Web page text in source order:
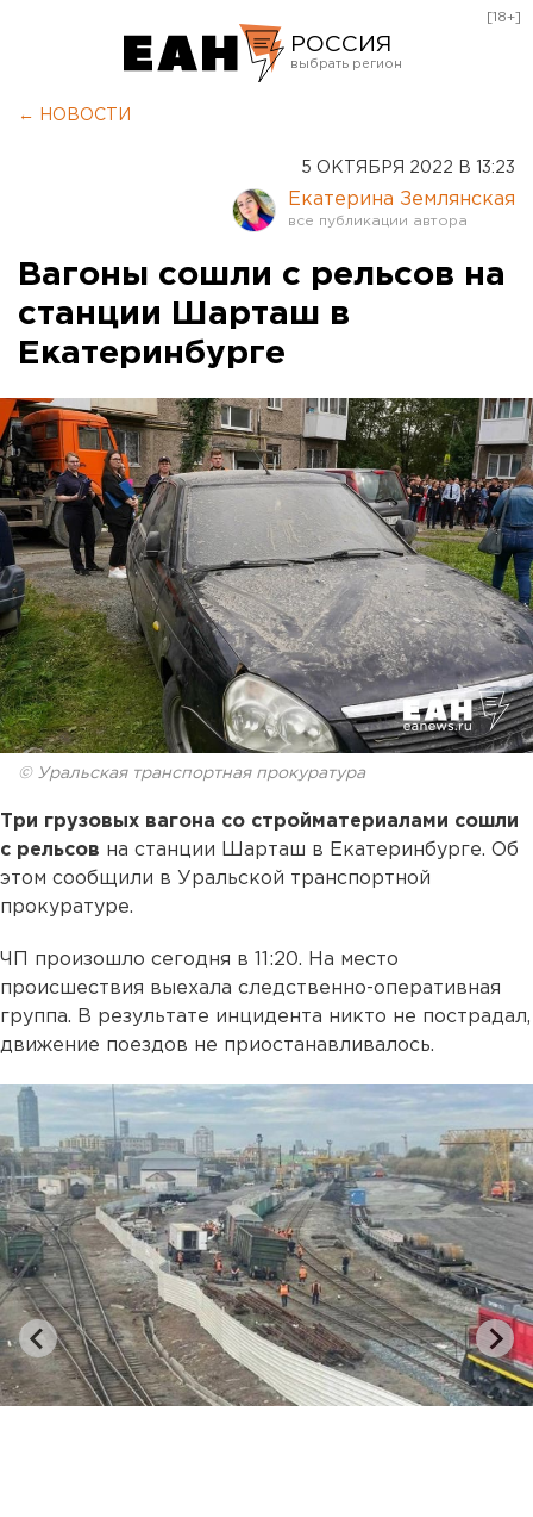
РОССИЯ
Оренбург
[18+]
← НОВОСТИ
5 ОКТЯБРЯ 2022 В 13:23
Екатерина Землянская
Вагоны сошли с рельсов на
станции Шарташ в
Екатеринбурге
© Уральская транспортная прокуратура
Три грузовых вагона со стройматериалами сошли
с рельсов на станции Шарташ в Екатеринбурге. Об
этом сообщили в Уральской транспортной
прокуратуре.
ЧП произошло сегодня в 11:20. На место
происшествия выехала следственно-оперативная
группа. В результате инцидента никто не пострадал,
движение поездов не приостанавливалось.